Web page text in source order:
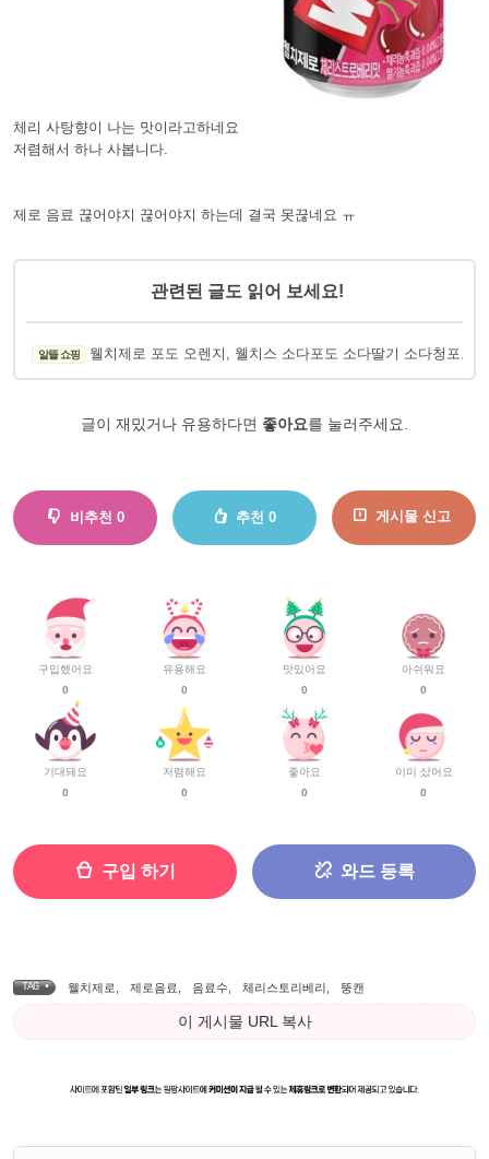
체리 사탕향이 나는 맛이라고하네요
저렴해서 하나 사봅니다.
제로 음료 끊어야지 끊어야지 하는데 결국 못끊네요 ㅠ
관련된 글도 읽어 보세요!
알뜰 쇼핑 웰치제로 포도 오렌지, 웰치스 소다포도
글이 재밌거나 유용하다면 좋아요를 눌러주세요.
비추천 0 추천 0 게시물 신고
구입했어요
0
기대돼요
0
유용해요
0
저렴해요
0
맛있어요
0
좋아요
0
아쉬워요
0
이미 샀어요
0
구입 하기 와드 등록
TAG • 웰치제로 제로음료 음료수 체리스토리베리 뚱캔
이 게시물 URL 복사